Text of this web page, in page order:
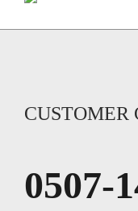
CUSTOMER
0507-